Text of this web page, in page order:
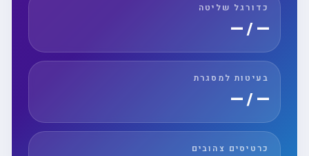
כדורגל שליטה
— / —
בעיטות למסגרת
— / —
כרטיסים צהובים